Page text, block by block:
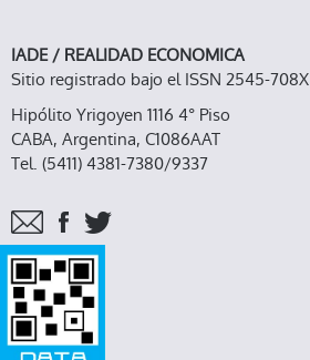
IADE / REALIDAD ECONOMICA
Sitio registrado bajo el ISSN 2545-708X
Hipólito Yrigoyen 1116 4° Piso
CABA, Argentina, C1086AAT
Tel. (5411) 4381-7380/9337